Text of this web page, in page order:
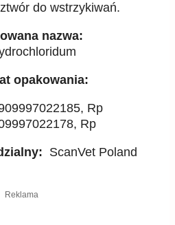
do wstrzykiwań.
nazwa:
opakowania:
Rp
Rp
ScanVet Poland
Reklama